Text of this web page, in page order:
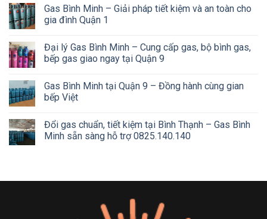
Gas Bình Minh – Giải pháp tiết kiệm và an toàn cho
gia đình Quận 1
Đại lý Gas Bình Minh – Cung cấp gas, bộ bình gas,
bếp gas giao ngay tại Quận 9
Gas Bình Minh tại Quận 9 – Đồng hành cùng gian
bếp Việt
Đổi gas chuẩn, tiết kiệm tại Bình Thạnh – Gas Bình
Minh sẵn sàng hỗ trợ 0825.140.140